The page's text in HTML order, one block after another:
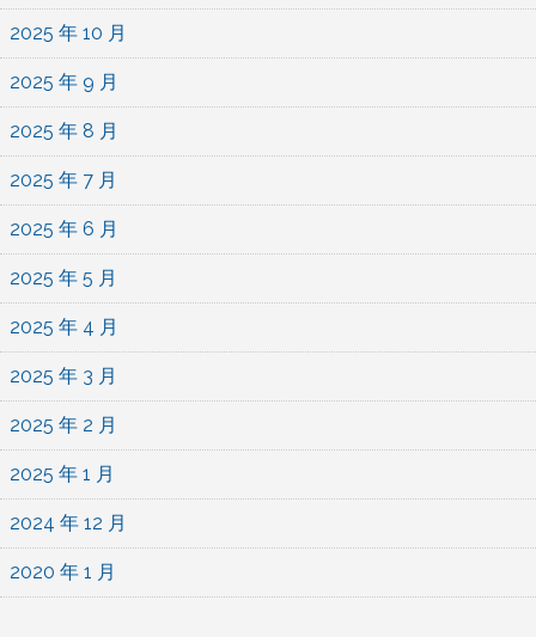
2025 年 10 月
2025 年 9 月
2025 年 8 月
2025 年 7 月
2025 年 6 月
2025 年 5 月
2025 年 4 月
2025 年 3 月
2025 年 2 月
2025 年 1 月
2024 年 12 月
2020 年 1 月